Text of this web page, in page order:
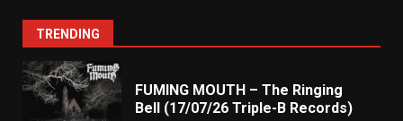
TRENDING
FUMING MOUTH – The Ringing
Bell (17/07/26 Triple-B Records)